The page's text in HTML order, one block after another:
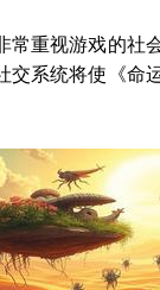
重视游戏的社
系统将使《